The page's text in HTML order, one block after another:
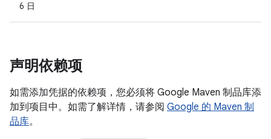
6 日
声明依赖项
如需添加凭据的依赖项，您必须将 Google Maven 制品库添
加到项目中。如需了解详情，请参阅 Google 的 Maven 制
品库。